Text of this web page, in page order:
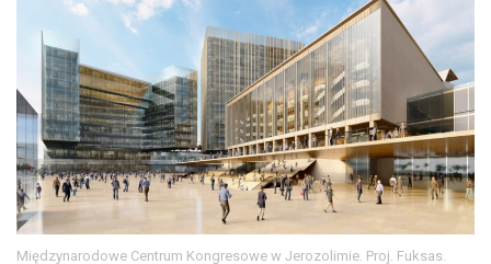
Międzynarodowe Centrum Kongresowe w Jerozolimie. Proj. Fuksas.